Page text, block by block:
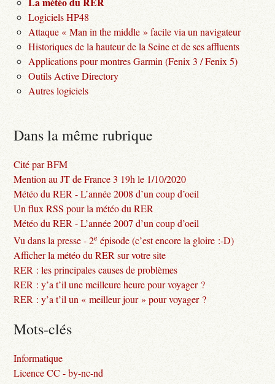
Logiciels HP48
Attaque « Man in the middle » facile via un navigateur
Historiques de la hauteur de la Seine et de ses affluents
Applications pour montres Garmin (Fenix 3 / Fenix 5)
Outils Active Directory
Autres logiciels
Dans la même rubrique
Cité par BFM
Mention au JT de France 3 19h le 1/10/2020
Météo du RER - L’année 2008 d’un coup d’oeil
Un flux RSS pour la météo du RER
Météo du RER - L’année 2007 d’un coup d’oeil
Vu dans la presse - 2e épisode (c’est encore la gloire :-D)
Afficher la météo du RER sur votre site
RER : les principales causes de problèmes
RER : y’a t’il une meilleure heure pour voyager ?
RER : y’a t’il un « meilleur jour » pour voyager ?
Mots-clés
Informatique
Licence CC - by-nc-nd